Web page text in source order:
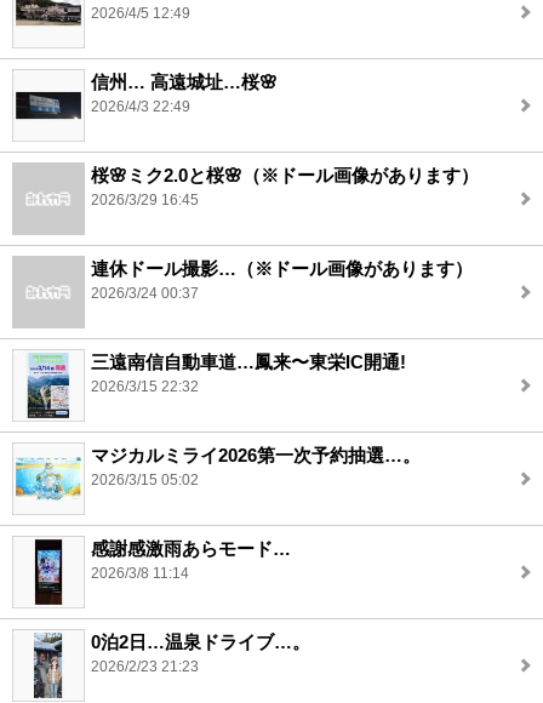
2026/4/5 12:49
信州… 高遠城址…桜🌸
2026/4/3 22:49
桜🌸ミク2.0と桜🌸（※ドール画像があります）
2026/3/29 16:45
連休ドール撮影…（※ドール画像があります）
2026/3/24 00:37
三遠南信自動車道…鳳来〜東栄IC開通!
2026/3/15 22:32
マジカルミライ2026第一次予約抽選…。
2026/3/15 05:02
感謝感激雨あらモード…
2026/3/8 11:14
0泊2日…温泉ドライブ…。
2026/2/23 21:23